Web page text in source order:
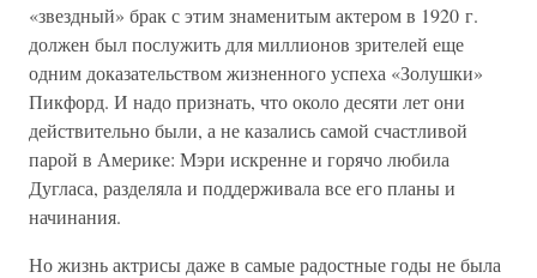
«звездный» брак с этим знаменитым актером в 1920 г.
должен был послужить для миллионов зрителей еще
одним доказательством жизненного успеха «Золушки»
Пикфорд. И надо признать, что около десяти лет они
действительно были, а не казались самой счастливой
парой в Америке: Мэри искренне и горячо любила
Дугласа, разделяла и поддерживала все его планы и
начинания.
Но жизнь актрисы даже в самые радостные годы не была